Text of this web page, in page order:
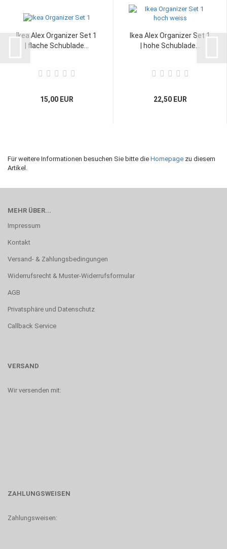
Ikea Alex Organizer Set 1
| flache Schublade...
15,00 EUR
Ikea Alex Organizer Set 1
| hohe Schublade...
22,50 EUR
Für weitere Informationen besuchen Sie bitte die Homepage zu diesem
Artikel.
MEHR ÜBER...
Impressum
Kontakt
Versand- & Zahlungsbedingungen
Widerrufsrecht & Muster-Widerrufsformular
AGB
Privatsphäre und Datenschutz
Callback Service
VERSAND
Wir versenden mit:
ZAHLUNGSWEISEN
Zahlungsweisen: